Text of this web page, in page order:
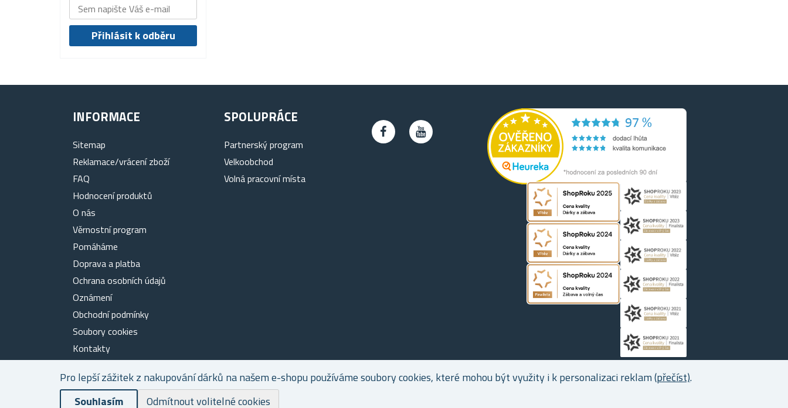
Pro lepší zážitek z nakupování dárků na našem e-shopu používáme soubory cookies, které mohou být využity i k personalizaci reklam(přečíst).
Souhlasím
Odmítnout volitelné cookies
INFORMACE
Sitemap
Reklamace/vrácení zboží
FAQ
Hodnocení produktů
O nás
Věrnostní program
Pomáháme
Doprava a platba
Ochrana osobních údajů
Oznámení
Obchodní podmínky
Soubory cookies
Kontakty
SPOLUPRÁCE
Partnerský program
Velkoobchod
Volná pracovní místa
Powered bynopCommerce